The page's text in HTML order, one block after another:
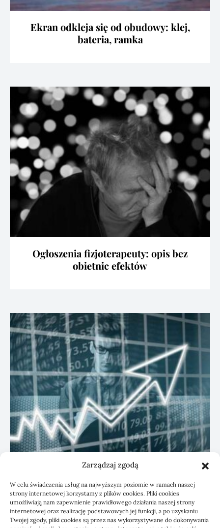
Zarządzaj zgodą
W celu świadczenia usług na najwyższym poziomie w ramach naszej
strony internetowej korzystamy z plików cookies. Pliki cookies
umożliwiają nam zapewnienie prawidłowego działania naszej strony
internetowej oraz realizację podstawowych jej funkcji, a po uzyskaniu
Twojej zgody, pliki cookies są przez nas wykorzystywane do dokonywania
Ekran odkleja się od obudowy: klej,
bateria, ramka
Ogłoszenia fizjoterapeuty: opis bez
obietnic efektów
KSeF: przygotowanie sp. z o.o. z biurem
rachunkowym